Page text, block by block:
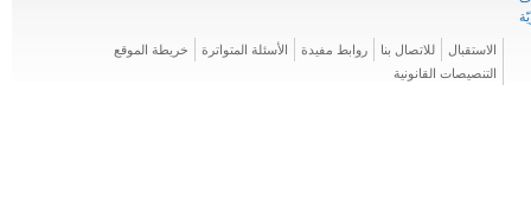
الاستقبال للاتصال بنا روابط مفيدة الأسئلة المتواترة
خريطة الموقع
التنصيصات القانونية